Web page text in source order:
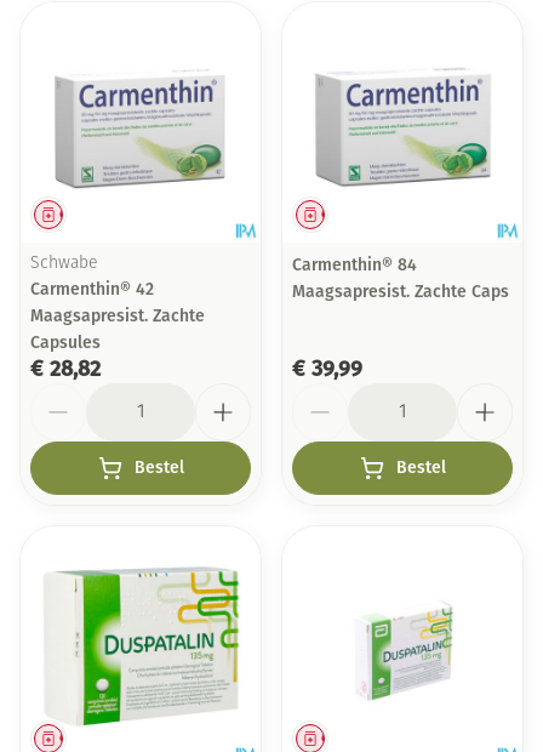
Geneesmiddel
Schwabe
Carmenthin® 42
Maagsapresist. Zachte
Capsules
€ 28,82
Bestel
Geneesmiddel
Carmenthin® 84
Maagsapresist. Zachte Caps
€ 39,99
Bestel
Geneesmiddel Geneesmiddel